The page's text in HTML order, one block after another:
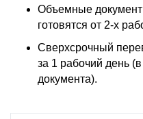
Объемные
готовятся от 2-х
Сверхсрочный
за 1 рабочий день
документа).